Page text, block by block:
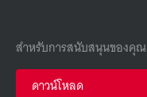
สำหรับการสนับสนุนของคุณ
ดาวน์โหลด